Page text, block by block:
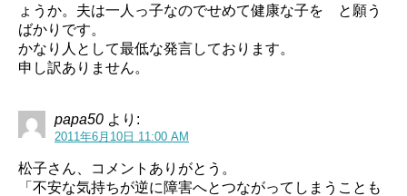
ょうか。夫は一人っ子なのでせめて健康な子を と願う
ばかりです。
かなり人として最低な発言しております。
申し訳ありません。
papa50 より:
2011年6月10日 11:00 AM
松子さん、コメントありがとう。
「不安な気持ちが逆に障害へとつながってしまうことも